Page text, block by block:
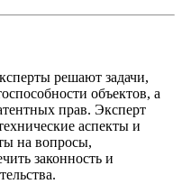
решают задачи,
объектов, а
прав. Эксперт
аспекты и
на вопросы,
законность и